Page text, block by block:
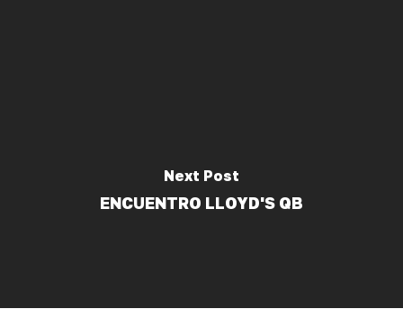
Next Post
ENCUENTRO LLOYD'S QB